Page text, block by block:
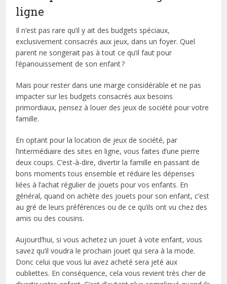
ligne
Il n’est pas rare qu’il y ait des budgets spéciaux,
exclusivement consacrés aux jeux, dans un foyer. Quel
parent ne songerait pas à tout ce qu’il faut pour
l’épanouissement de son enfant ?
Mais pour rester dans une marge considérable et ne pas
impacter sur les budgets consacrés aux besoins
primordiaux, pensez à louer des jeux de société pour votre
famille.
En optant pour la location de jeux de société, par
l’intermédiaire des sites en ligne, vous faites d’une pierre
deux coups. C’est-à-dire, divertir la famille en passant de
bons moments tous ensemble et réduire les dépenses
liées à l’achat régulier de jouets pour vos enfants. En
général, quand on achète des jouets pour son enfant, c’est
au gré de leurs préférences ou de ce qu’ils ont vu chez des
amis ou des cousins.
Aujourd’hui, si vous achetez un jouet à vote enfant, vous
savez qu’il voudra le prochain jouet qui sera à la mode.
Donc celui que vous lui avez acheté sera jeté aux
oubliettes. En conséquence, cela vous revient très cher de